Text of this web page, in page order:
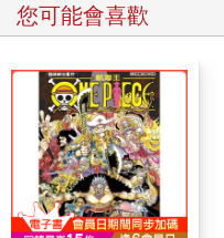
您可能會喜歡